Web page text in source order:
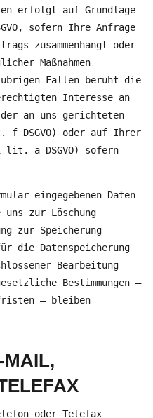
erfolgt auf Grundlage
sofern Ihre Anfrage
zusammenhängt oder
Maßnahmen
Fällen beruht die
Interesse an
an uns gerichteten
DSGVO) oder auf Ihrer
a DSGVO) sofern
eingegebenen Daten
zur Löschung
zur Speicherung
die Datenspeicherung
Bearbeitung
Bestimmungen –
– bleiben
MAIL,
oder Telefax